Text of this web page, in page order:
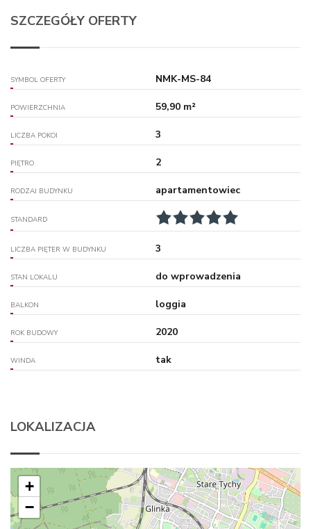
SZCZEGÓŁY OFERTY
SYMBOL OFERTY NMK-MS-84
POWIERZCHNIA 59,90 m²
LICZBA POKOI 3
PIĘTRO 2
RODZAJ BUDYNKU apartamentowiec
STANDARD
LICZBA PIĘTER W BUDYNKU 3
STAN LOKALU do wprowadzenia
BALKON loggia
ROK BUDOWY 2020
WINDA tak
LOKALIZACJA
+
−